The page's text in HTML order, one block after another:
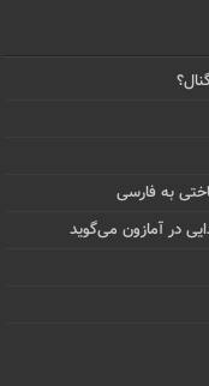
به فارسی
در آمازون می‌گوید